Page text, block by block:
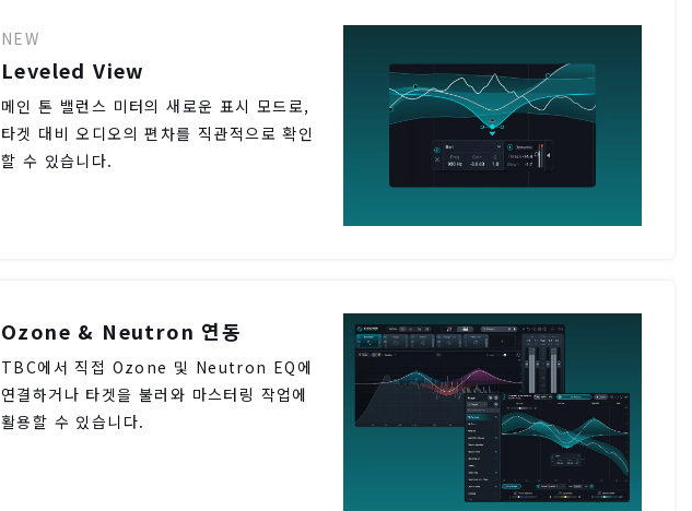
NEW
Leveled View
메인 톤 밸런스 미터의 새로운 표시 모드로,
타겟 대비 오디오의 편차를 직관적으로 확인
할 수 있습니다.
Ozone & Neutron 연동
TBC에서 직접 Ozone 및 Neutron EQ에
연결하거나 타겟을 불러와 마스터링 작업에
활용할 수 있습니다.